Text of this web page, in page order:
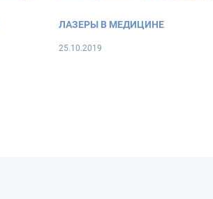
ЛАЗЕРЫ В МЕДИЦИНЕ
25.10.2019